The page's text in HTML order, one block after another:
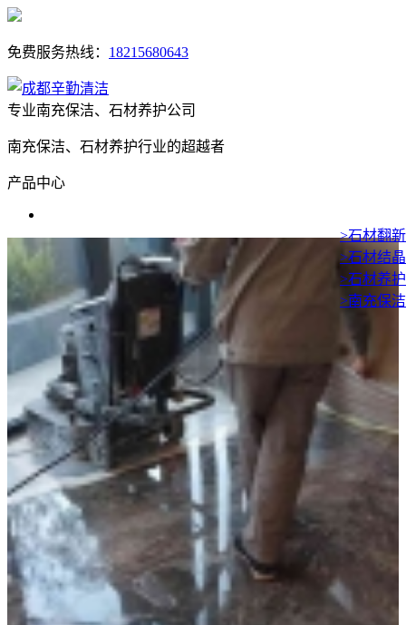
免费服务热线： 18215680643
专业南充保洁、石材养护公司
南充保洁、石材养护行业的超越者
产品中心
>石材翻新
>石材结晶
>石材养护
>南充保洁